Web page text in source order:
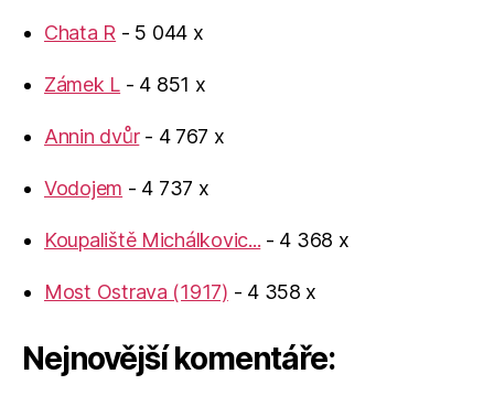
Chata R - 5 044 x
Zámek L - 4 851 x
Annin dvůr- 4 767 x
Vodojem - 4 737 x
Koupaliště Michálkovic... - 4 368 x
Most Ostrava (1917) - 4 358 x
Nejnovější komentáře: